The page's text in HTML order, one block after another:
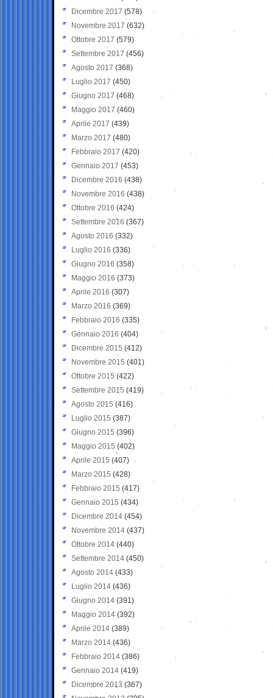
Dicembre 2017 (578)
Novembre 2017 (632)
Ottobre 2017 (579)
Settembre 2017 (456)
Agosto 2017 (368)
Luglio 2017 (450)
Giugno 2017 (468)
Maggio 2017 (460)
Aprile 2017 (439)
Marzo 2017 (480)
Febbraio 2017 (420)
Gennaio 2017 (453)
Dicembre 2016 (438)
Novembre 2016 (438)
Ottobre 2016 (424)
Settembre 2016 (367)
Agosto 2016 (332)
Luglio 2016 (336)
Giugno 2016 (358)
Maggio 2016 (373)
Aprile 2016 (307)
Marzo 2016 (369)
Febbraio 2016 (335)
Gennaio 2016 (404)
Dicembre 2015 (412)
Novembre 2015 (401)
Ottobre 2015 (422)
Settembre 2015 (419)
Agosto 2015 (416)
Luglio 2015 (387)
Giugno 2015 (396)
Maggio 2015 (402)
Aprile 2015 (407)
Marzo 2015 (428)
Febbraio 2015 (417)
Gennaio 2015 (434)
Dicembre 2014 (454)
Novembre 2014 (437)
Ottobre 2014 (440)
Settembre 2014 (450)
Agosto 2014 (433)
Luglio 2014 (436)
Giugno 2014 (391)
Maggio 2014 (392)
Aprile 2014 (389)
Marzo 2014 (436)
Febbraio 2014 (386)
Gennaio 2014 (419)
Dicembre 2013 (367)